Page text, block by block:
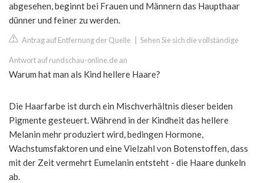
abgesehen, beginnt bei Frauen und Männern das Haupthaar
dünner und feiner zu werden.
Antrag auf Entfernung der Quelle Sehen Sie sich die vollständige
Antwort auf rundschau-online.de an
Warum hat man als Kind hellere Haare?
Die Haarfarbe ist durch ein Mischverhältnis dieser beiden
Pigmente gesteuert. Während in der Kindheit das hellere
Melanin mehr produziert wird, bedingen Hormone,
Wachstumsfaktoren und eine Vielzahl von Botenstoffen, dass
mit der Zeit vermehrt Eumelanin entsteht - die Haare dunkeln
ab.